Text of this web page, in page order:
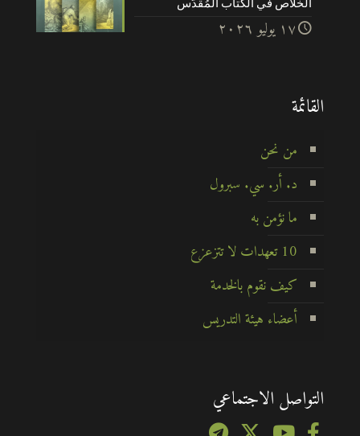
۱۷ يوليو ۲۰۲٦
القائمة
من نحن
د. أر. سي. سبرول
ما نؤمن به
10 تعهدات لا تتزعزع
كيف نقوم بالخدمة
أعضاء هيئة التدريس
التواصل الاجتماعي